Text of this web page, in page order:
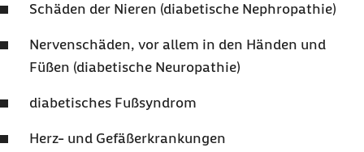
Schäden der Nieren (diabetische Nephropathie)
Nervenschäden, vor allem in den Händen und
Füßen (diabetische Neuropathie)
diabetisches Fußsyndrom
Herz- und Gefäßerkrankungen